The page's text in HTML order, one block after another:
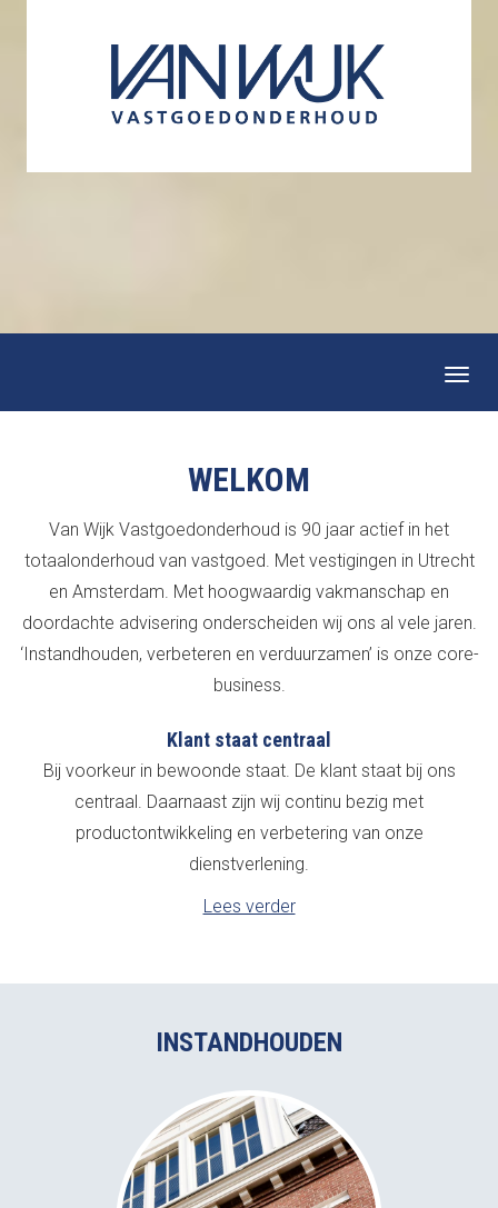
WELKOM
Van Wijk Vastgoedonderhoud is 90 jaar actief in het
totaalonderhoud van vastgoed. Met vestigingen in Utrecht
en Amsterdam. Met hoogwaardig vakmanschap en
doordachte advisering onderscheiden wij ons al vele jaren.
‘Instandhouden, verbeteren en verduurzamen’ is onze core-
business.
Klant staat centraal
Bij voorkeur in bewoonde staat. De klant staat bij ons
centraal. Daarnaast zijn wij continu bezig met
productontwikkeling en verbetering van onze
dienstverlening.
Lees verder
INSTANDHOUDEN